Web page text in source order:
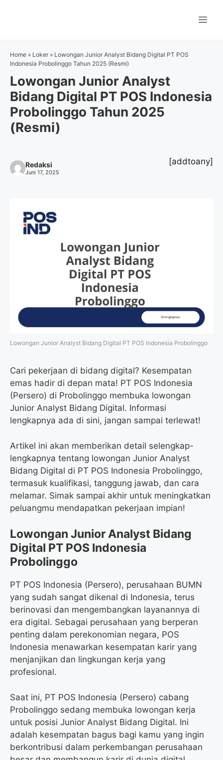
Home » Loker » Lowongan Junior Analyst Bidang Digital PT POS
Indonesia Probolinggo Tahun 2025 (Resmi)
Lowongan Junior Analyst
Bidang Digital PT POS Indonesia
Probolinggo Tahun 2025
(Resmi)
Redaksi
Juni 17, 2025
[addtoany]
Lowongan Junior Analyst Bidang Digital PT POS Indonesia Probolinggo
Cari pekerjaan di bidang digital? Kesempatan
emas hadir di depan mata! PT POS Indonesia
(Persero) di Probolinggo membuka lowongan
Junior Analyst Bidang Digital. Informasi
lengkapnya ada di sini, jangan sampai terlewat!
Artikel ini akan memberikan detail selengkap-
lengkapnya tentang lowongan Junior Analyst
Bidang Digital di PT POS Indonesia Probolinggo,
termasuk kualifikasi, tanggung jawab, dan cara
melamar. Simak sampai akhir untuk meningkatkan
peluangmu mendapatkan pekerjaan impian!
Lowongan Junior Analyst Bidang
Digital PT POS Indonesia
Probolinggo
PT POS Indonesia (Persero), perusahaan BUMN
yang sudah sangat dikenal di Indonesia, terus
berinovasi dan mengembangkan layanannya di
era digital. Sebagai perusahaan yang berperan
penting dalam perekonomian negara, POS
Indonesia menawarkan kesempatan karir yang
menjanjikan dan lingkungan kerja yang
profesional.
Saat ini, PT POS Indonesia (Persero) cabang
Probolinggo sedang membuka lowongan kerja
untuk posisi Junior Analyst Bidang Digital. Ini
adalah kesempatan bagus bagi kamu yang ingin
berkontribusi dalam perkembangan perusahaan